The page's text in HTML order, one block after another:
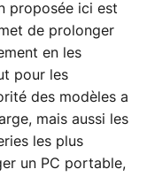
proposée ici est
de prolonger
en les
pour les
des modèles a
mais aussi les
les plus
un PC portable,